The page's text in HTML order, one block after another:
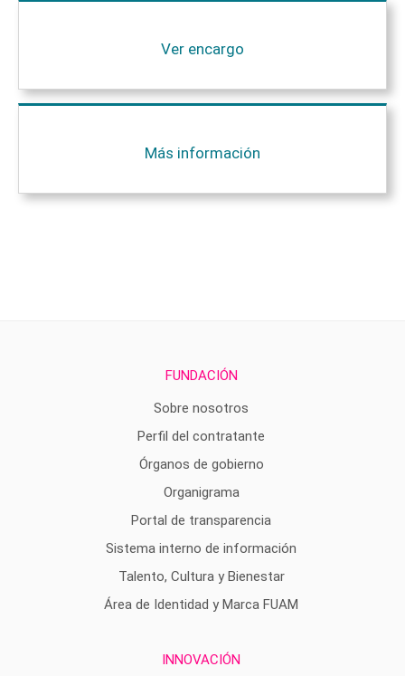
Ver encargo
Más información
FUNDACIÓN
Sobre nosotros
Perfil del contratante
Órganos de gobierno
Organigrama
Portal de transparencia
Sistema interno de información
Talento, Cultura y Bienestar
Área de Identidad y Marca FUAM
INNOVACIÓN